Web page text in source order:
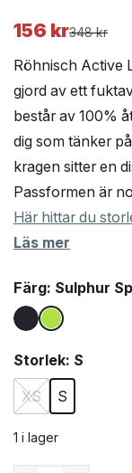
348kr
Det
priset
var:
348 kr.
156 kr
Det
priset
är:
156 kr.
Röhnisch Active
gjord av ett
består av 100%
dig som tänker
kragen sitter en
Passformen är
Här hittar du
Läs mer
Färg: Sulphur
Storlek: S
XS
S
1 i lager